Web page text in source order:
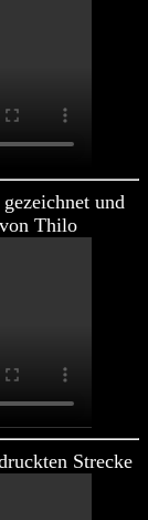
und
Thilo
Strecke